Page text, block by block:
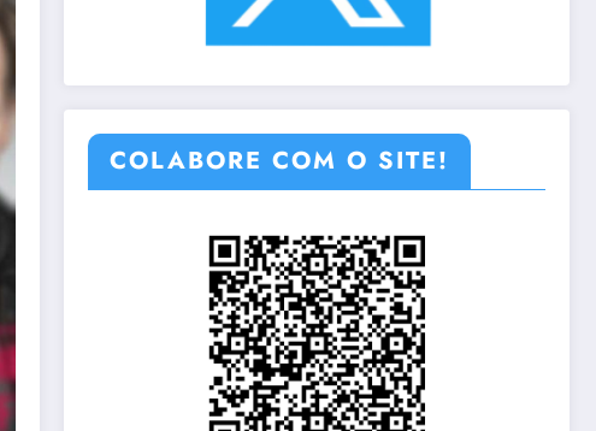
COLABORE COM O SITE!